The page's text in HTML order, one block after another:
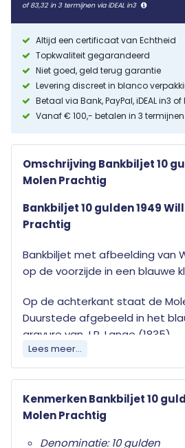
of 83,32 in 3 termijnen via iDEAL in3
Altijd een certificaat van Echtheid
Topkwaliteit gegarandeerd
Niet goed, geld terug garantie
Levering discreet in blanco
Betaal via Bank, PayPal, iDEAL in3 of
Vanaf € 100,- betalen in 3 termijnen
Omschrijving Bankbiljet 10
Molen Prachtig
Bankbiljet 10 gulden 1949
Prachtig
Bankbiljet met afbeelding van
op de voorzijde in een blauwe
Op de achterkant staat de
Duurstede afgebeeld in het
gravure van J.P. Lange (1835).
Het watermerk bevat een
de vlammen.
Al onze bankbiljetten worden
Lees meer...
Kenmerken Bankbiljet 10
Molen Prachtig
Denominatie: 10 gulden